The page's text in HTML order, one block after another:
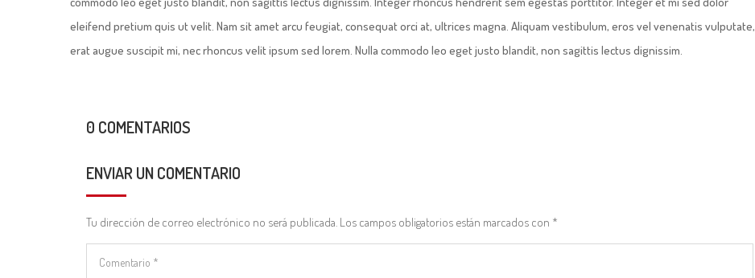
eleifend pretium quis ut velit. Nam sit amet arcu feugiat, consequat orci at, ultrices magna. Aliquam vestibulum, eros vel venenatis vulputate,
erat augue suscipit mi, nec rhoncus velit ipsum sed lorem. Nulla commodo leo eget justo blandit, non sagittis lectus dignissim.
0 COMENTARIOS
ENVIAR UN COMENTARIO
Tu dirección de correo electrónico no será publicada. Los campos obligatorios están marcados con *